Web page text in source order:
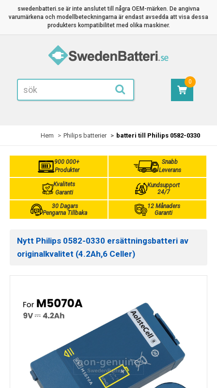
swedenbatteri.se är inte anslutet till några OEM-märken. De angivna
varumärkena och modellbeteckningarna är endast avsedda att visa dessa
produkters kompatibilitet med olika maskiner.
0
Hem Philips batterier batteri till Philips 0582-0330
900 000+
Produkter
Snabb
Leverans
Kvalitets
Garanti
Kundsupport
24/7
30 Dagars
Pengarna Tillbaka
12 Månaders
Garanti
Nytt Philips 0582-0330 ersättningsbatteri av
originalkvalitet (4.2Ah,6 Celler)